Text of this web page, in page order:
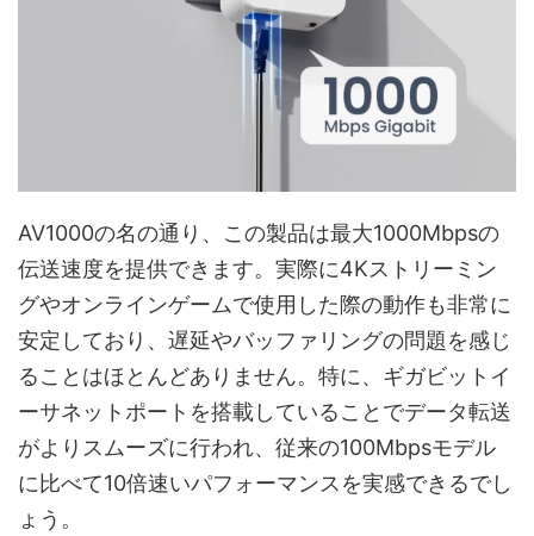
AV1000の名の通り、この製品は最大1000Mbpsの
伝送速度を提供できます。実際に4Kストリーミン
グやオンラインゲームで使用した際の動作も非常に
安定しており、遅延やバッファリングの問題を感じ
ることはほとんどありません。特に、ギガビットイ
ーサネットポートを搭載していることでデータ転送
がよりスムーズに行われ、従来の100Mbpsモデル
に比べて10倍速いパフォーマンスを実感できるでし
ょう。